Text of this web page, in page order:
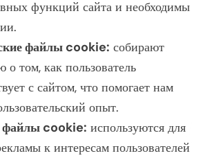
функций сайта и необходимы
файлы cookie: собирают
том, как пользователь
с сайтом, что помогает нам
опыт.
файлы cookie: используются для
к интересам пользователей